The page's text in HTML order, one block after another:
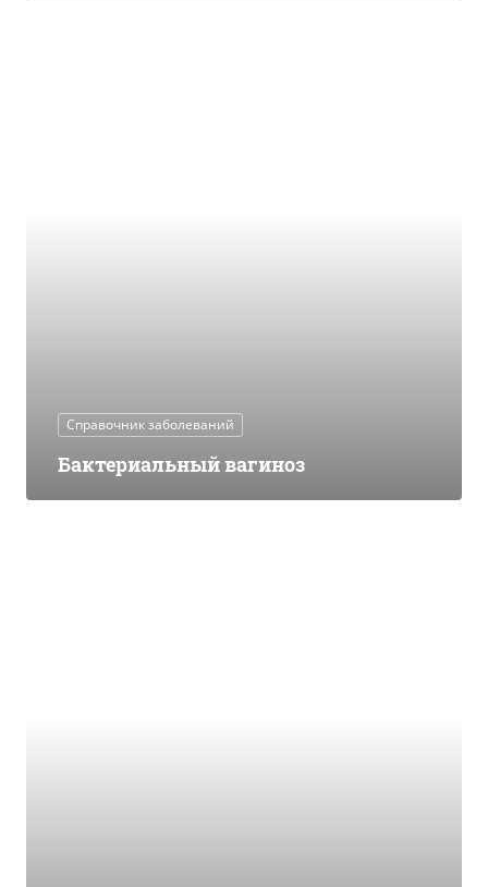
Справочник заболеваний
Бактериальный вагиноз